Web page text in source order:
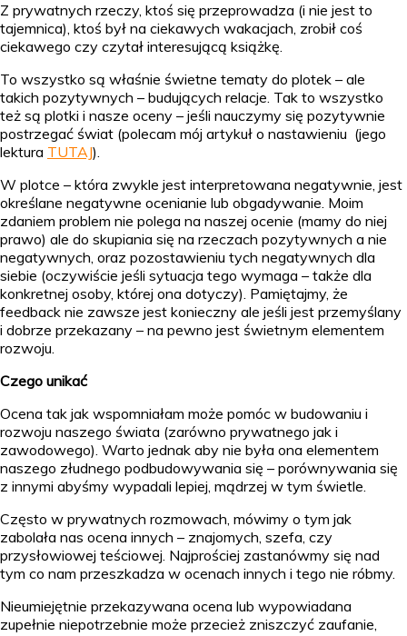
Z prywatnych rzeczy, ktoś się przeprowadza (i nie jest to
tajemnica), ktoś był na ciekawych wakacjach, zrobił coś
ciekawego czy czytał interesującą książkę.
To wszystko są właśnie świetne tematy do plotek – ale
takich pozytywnych – budujących relacje. Tak to wszystko
też są plotki i nasze oceny – jeśli nauczymy się pozytywnie
postrzegać świat (polecam mój artykuł o nastawieniu (jego
lektura TUTAJ).
W plotce – która zwykle jest interpretowana negatywnie, jest
określane negatywne ocenianie lub obgadywanie. Moim
zdaniem problem nie polega na naszej ocenie (mamy do niej
prawo) ale do skupiania się na rzeczach pozytywnych a nie
negatywnych, oraz pozostawieniu tych negatywnych dla
siebie (oczywiście jeśli sytuacja tego wymaga – także dla
konkretnej osoby, której ona dotyczy). Pamiętajmy, że
feedback nie zawsze jest konieczny ale jeśli jest przemyślany
i dobrze przekazany – na pewno jest świetnym elementem
rozwoju.
Czego unikać
Ocena tak jak wspomniałam może pomóc w budowaniu i
rozwoju naszego świata (zarówno prywatnego jak i
zawodowego). Warto jednak aby nie była ona elementem
naszego złudnego podbudowywania się – porównywania się
z innymi abyśmy wypadali lepiej, mądrzej w tym świetle.
Często w prywatnych rozmowach, mówimy o tym jak
zabolała nas ocena innych – znajomych, szefa, czy
przysłowiowej teściowej. Najprościej zastanówmy się nad
tym co nam przeszkadza w ocenach innych i tego nie róbmy.
Nieumiejętnie przekazywana ocena lub wypowiadana
zupełnie niepotrzebnie może przecież zniszczyć zaufanie,